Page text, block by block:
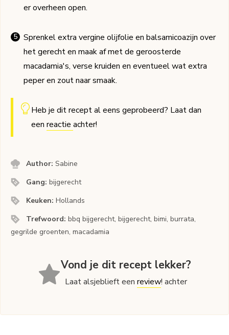
er overheen open.
Sprenkel extra vergine olijfolie en balsamicoazijn over
het gerecht en maak af met de geroosterde
macadamia's, verse kruiden en eventueel wat extra
peper en zout naar smaak.
Heb je dit recept al eens geprobeerd? Laat dan
een reactie achter!
Author:Sabine
Gang:bijgerecht
Keuken:Hollands
Trefwoord:bbq bijgerecht, bijgerecht, bimi, burrata,
gegrilde groenten, macadamia
Vond je dit recept lekker?
Laat alsjeblieft eenreview! achter